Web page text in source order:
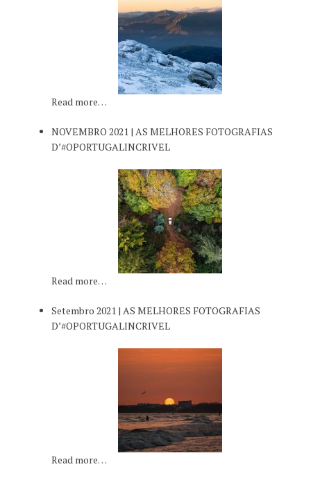
Read more…
NOVEMBRO 2021 | AS MELHORES FOTOGRAFIAS
D’#OPORTUGALINCRIVEL
Read more…
Setembro 2021 | AS MELHORES FOTOGRAFIAS
D’#OPORTUGALINCRIVEL
Read more…